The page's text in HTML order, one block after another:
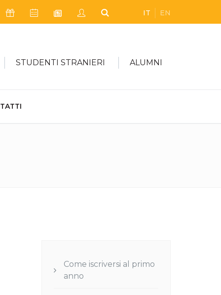
Icona SostieniciIcona Calendario Eventi
Icona Newsletter
Icona My Civica
Icona Cerca
IT EN
STUDENTI STRANIERI ALUMNI
Come iscriversi al primo
anno